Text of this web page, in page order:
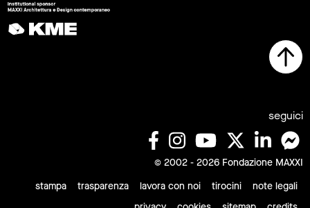
seguici
© 2002 - 2026 Fondazione MAXXI
stampa
trasparenza lavora con noi tirocini
note legali